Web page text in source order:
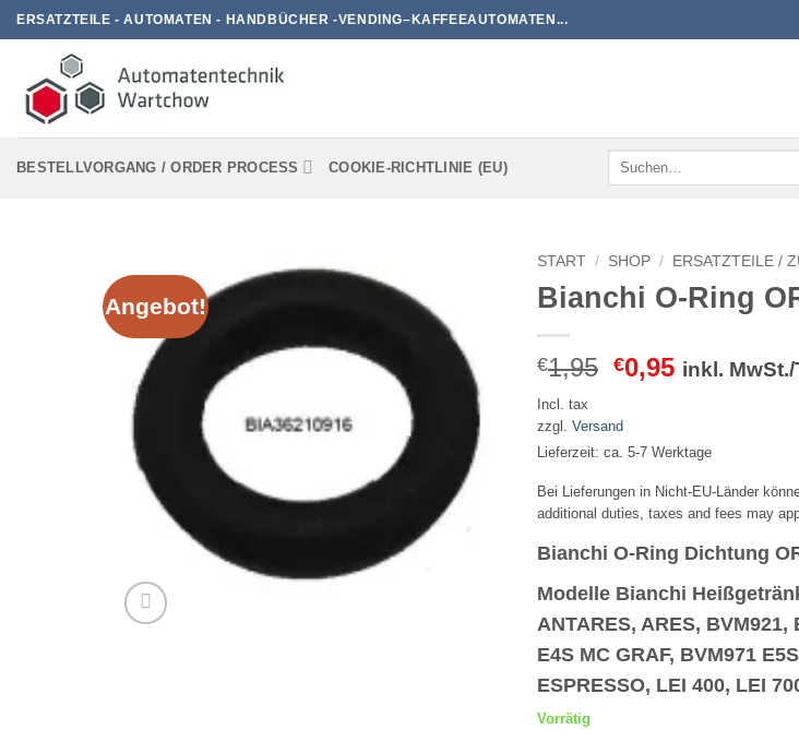
Zum
Inhalt
springen
ERSATZTEILE - AUTOMATEN - HANDBÜCHER -VENDING–KAFFEEAUTOMATEN...
BESTELLVORGANG / ORDER PROCESS COOKIE-RICHTLINIE (EU)
Suchen
Angebot!
START / SHOP / ERSATZTEILE /
Bianchi O-Ring
€1,95
war:
€1,95
€0,95Aktueller
€0,95.
inkl. MwSt./
Incl. tax
zzgl. Versand
Lieferzeit: ca. 5-7 Werktage
Bei Lieferungen in Nicht-EU-Länder
additional duties, taxes and fees may
Bianchi O-Ring Dichtung
Modelle Bianchi
ANTARES, ARES, BVM921,
E4S MC GRAF, BVM971
ESPRESSO, LEI 400, LEI
Vorrätig